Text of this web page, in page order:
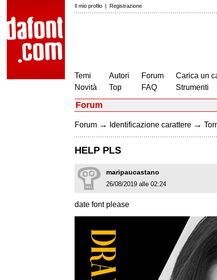
Il mio profilo | Registrazione
Temi
Novità
Autori
Top
Forum
FAQ
Carica un
Strumenti
Forum
Forum → Identificazione carattere →
HELP PLS
maripaucastano
26/08/2019 alle 02:24
date font please